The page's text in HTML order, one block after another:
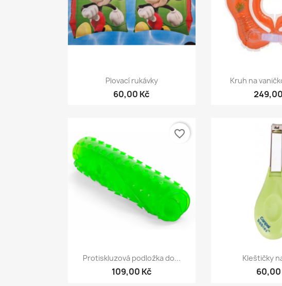
Rychlý náhled
Plovací rukávky
60,00 Kč
Rychlý
Kruh na
Rychlý náhled
Protiskluzová podložka do...
109,00 Kč
favorite_border
Rychlý
Kleštičky
60,00